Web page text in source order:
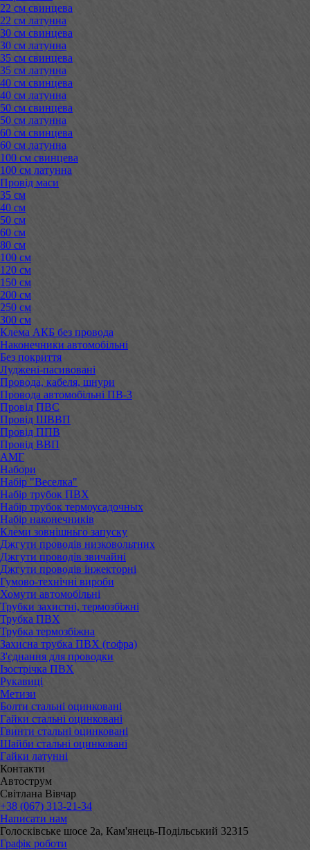
22 см свинцева
22 см латунна
30 см свинцева
30 см латунна
35 см свинцева
35 см латунна
40 см свинцева
40 см латунна
50 см свинцева
50 см латунна
60 см свинцева
60 см латунна
100 см свинцева
100 см латунна
Провід маси
35 см
40 см
50 см
60 см
80 см
100 см
120 см
150 см
200 см
250 см
300 см
Клема АКБ без провода
Наконечники автомобільні
Без покриття
Луджені-пасивовані
Провода, кабеля, шнури
Провода автомобільні ПВ-3
Провід ПВС
Провід ШВВП
Провід ППВ
Провід ВВП
АМГ
Набори
Набір "Веселка"
Набір трубок ПВХ
Набір трубок термоусадочных
Набір наконечників
Клеми зовнішньго запуску
Джгути проводів низковольтних
Джгути проводів звичайні
Джгути проводів інжекторні
Гумово-технічні вироби
Хомути автомобільні
Трубки захистні, термозбіжні
Трубка ПВХ
Трубка термозбіжна
Захисна трубка ПВХ (гофра)
З'єднання для проводки
Ізострічка ПВХ
Рукавиці
Метизи
Болти стальні оцинковані
Гайки стальні оцинковані
Гвинти стальні оцинковані
Шайби стальні оцинковані
Гайки латунні
Контакти
Автострум
Світлана Вівчар
+38 (067) 313-21-34
Написати нам
Голосківське шосе 2а, Кам'янець-Подільський 32315
Графік роботи